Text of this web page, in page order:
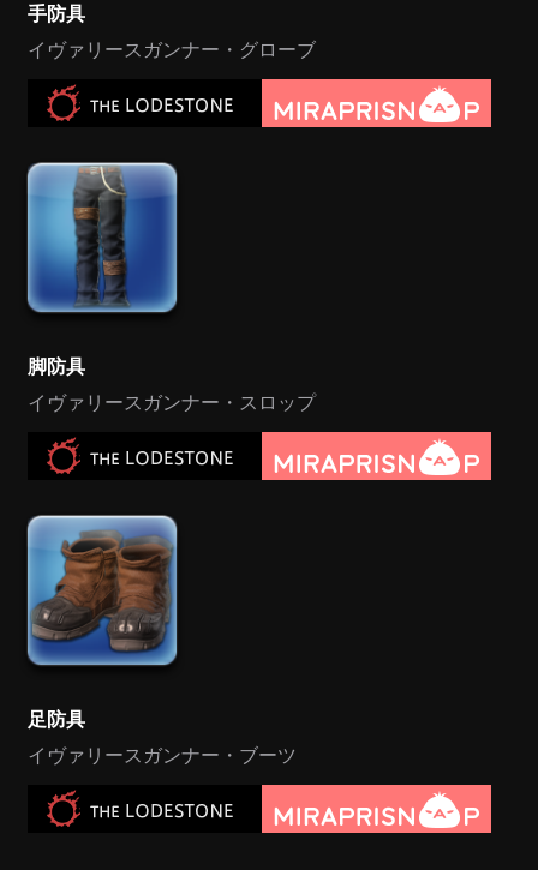
手防具
イヴァリースガンナー・グローブ
脚防具
イヴァリースガンナー・スロップ
足防具
イヴァリースガンナー・ブーツ